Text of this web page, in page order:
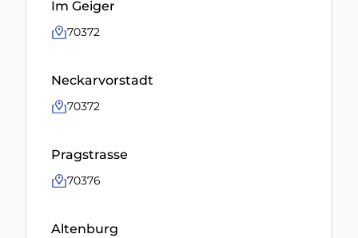
Im Geiger
70372
Neckarvorstadt
70372
Pragstrasse
70376
Altenburg